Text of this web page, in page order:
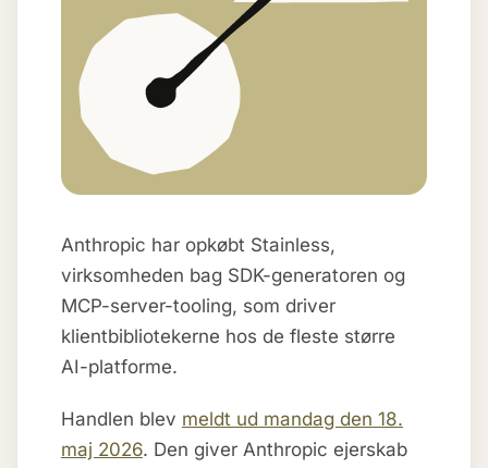
Anthropic har opkøbt Stainless,
virksomheden bag SDK-generatoren og
MCP-server-tooling, som driver
klientbibliotekerne hos de fleste større
AI-platforme.
Handlen blev meldt ud mandag den 18.
maj 2026. Den giver Anthropic ejerskab